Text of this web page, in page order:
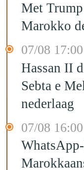
Met
Marokko
07/08 17:00
Hassan II
Sebta e
nederlaag
07/08 16:00